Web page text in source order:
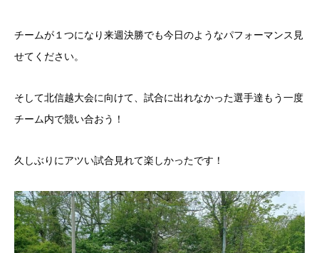
チームが１つになり来週決勝でも今日のようなパフォーマンス見
せてください。
そして北信越大会に向けて、試合に出れなかった選手達もう一度
チーム内で競い合おう！
久しぶりにアツい試合見れて楽しかったです！